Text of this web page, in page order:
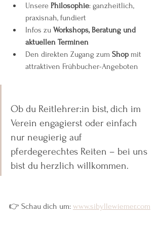
Unsere Philosophie: ganzheitlich,
praxisnah, fundiert
Infos zu Workshops, Beratung und
aktuellen Terminen
Den direkten Zugang zum Shop mit
attraktiven Frühbucher-Angeboten
Ob du Reitlehrer:in bist, dich im
Verein engagierst oder einfach
nur neugierig auf
pferdegerechtes Reiten – bei uns
bist du herzlich willkommen.
👉 Schau dich um: www.sibyllewiemer.com